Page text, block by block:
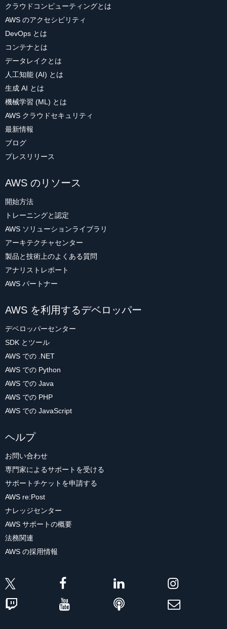
クラウドコンピューティングとは
AWS のアクセシビリティ
DevOps とは
コンテナとは
データレイクとは
人工知能 (AI) とは
生成 AI とは
機械学習 (ML) とは
AWS クラウドセキュリティ
最新情報
ブログ
プレスリリース
AWS のリソース
開始方法
トレーニングと認定
AWS ソリューションライブラリ
アーキテクチャセンター
製品と技術上のよくある質問
アナリストレポート
AWS パートナー
AWS を利用するデベロッパー
デベロッパーセンター
SDK とツール
AWS での .NET
AWS での Python
AWS での Java
AWS での PHP
AWS での JavaScript
ヘルプ
お問い合わせ
専門家によるサポートを受ける
サポートチケットを申請する
AWS re:Post
ナレッジセンター
AWS サポートの概要
法務関連
AWS の採用情報